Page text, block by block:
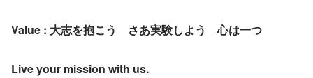
Value : 大志を抱こう　さあ実験しよう　心は一つ
Live your mission with us.